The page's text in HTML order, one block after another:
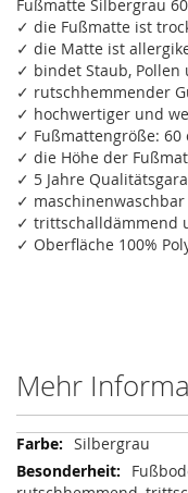
Fußmatte Silbergrau
✓ die Fußmatte ist
✓ die Matte ist
✓ bindet Staub, Pollen
✓ rutschhemmender
✓ hochwertiger und
✓ Fußmattengröße: 60
✓ die Höhe der
✓ 5 Jahre
✓ maschinenwaschbar
✓ trittschalldämmend
✓ Oberfläche 100%
Mehr
Mehr
Informationen
Silbergrau